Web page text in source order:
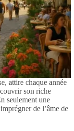
attire chaque année
son riche
seulement une
de l’âme de